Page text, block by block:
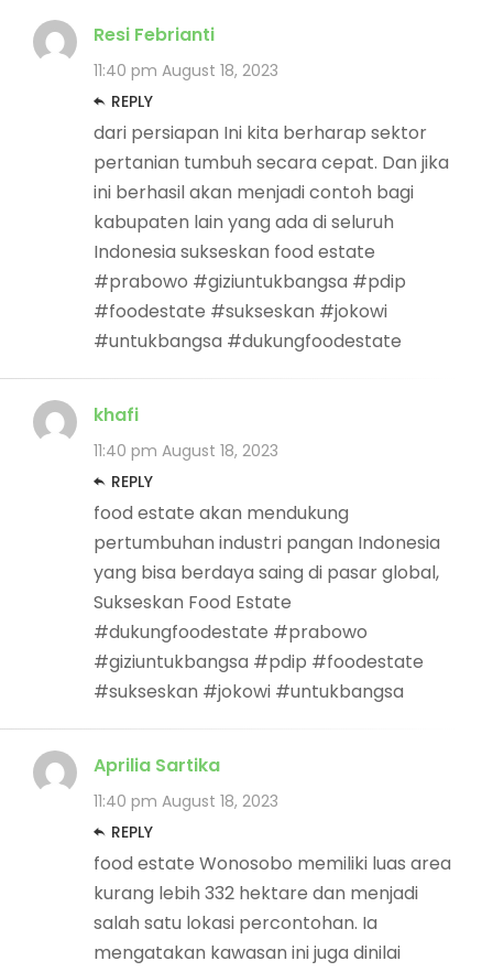
Resi Febrianti
11:40 pm August 18, 2023
REPLY
dari persiapan Ini kita berharap sektor
pertanian tumbuh secara cepat. Dan jika
ini berhasil akan menjadi contoh bagi
kabupaten lain yang ada di seluruh
Indonesia sukseskan food estate
#prabowo #giziuntukbangsa #pdip
#foodestate #sukseskan #jokowi
#untukbangsa #dukungfoodestate
khafi
11:40 pm August 18, 2023
REPLY
food estate akan mendukung
pertumbuhan industri pangan Indonesia
yang bisa berdaya saing di pasar global,
Sukseskan Food Estate
#dukungfoodestate #prabowo
#giziuntukbangsa #pdip #foodestate
#sukseskan #jokowi #untukbangsa
Aprilia Sartika
11:40 pm August 18, 2023
REPLY
food estate Wonosobo memiliki luas area
kurang lebih 332 hektare dan menjadi
salah satu lokasi percontohan. Ia
mengatakan kawasan ini juga dinilai